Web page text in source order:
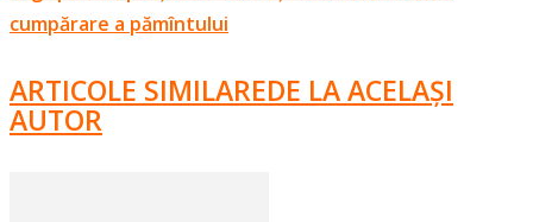
cumpărare a pămîntului
ARTICOLE SIMILAREDE LA ACELAȘI
AUTOR